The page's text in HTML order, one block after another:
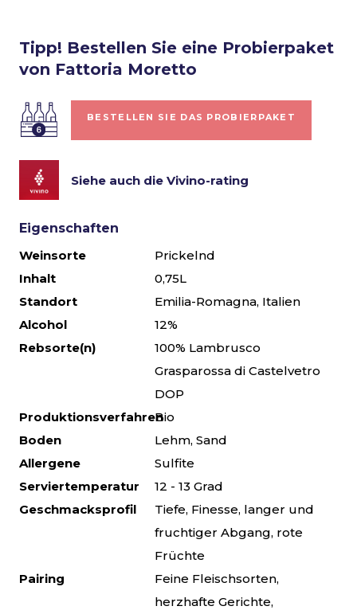
Tipp! Bestellen Sie eine Probierpaket
von Fattoria Moretto
BESTELLEN SIE DAS PROBIERPAKET
Siehe auch die Vivino-rating
Eigenschaften
Weinsorte
Prickelnd
Inhalt
0,75L
Standort
Emilia-Romagna, Italien
Alcohol
12%
Rebsorte(n)
100% Lambrusco
Grasparossa di Castelvetro
DOP
ProduktionsverfahrenBio
Boden
Lehm, Sand
Allergene
Sulfite
Serviertemperatur
12 - 13 Grad
Geschmacksprofil
Tiefe, Finesse, langer und
fruchtiger Abgang, rote
Früchte
Pairing
Feine Fleischsorten,
herzhafte Gerichte,